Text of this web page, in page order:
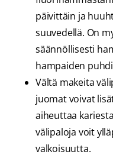
päivittäin ja
suuvedellä. On
säännöllisesti
hampaiden
Vältä makeita
juomat voivat
aiheuttaa
välipaloja voit
valkoisuutta.